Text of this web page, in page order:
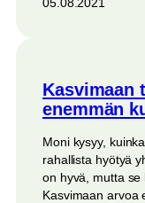
05.08.2021
Kasvimaan
enemmän
Moni kysyy,
rahallista hyötyä
on hyvä, mutta se
Kasvimaan arvoa